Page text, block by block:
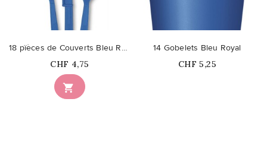

18 pïèces de Couverts Bleu Royal
Prix
CHF 4,75
14 Gobelets Bleu Royal
Prix
CHF 5,25